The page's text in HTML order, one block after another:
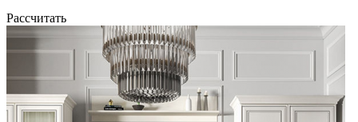
Рассчитать